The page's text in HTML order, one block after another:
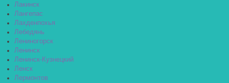
Лакинск
Лангепас
Лахденпохья
Лебедянь
Лениногорск
Ленинск
Ленинск-Кузнецкий
Ленск
Лермонтов